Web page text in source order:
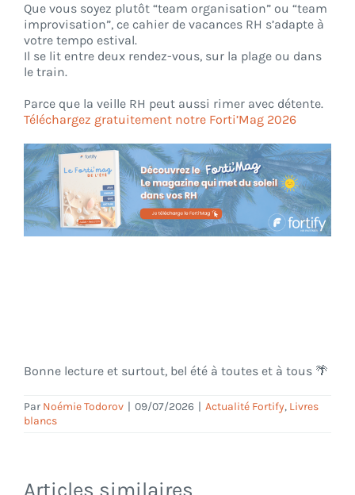
Que vous soyez plutôt “team organisation” ou “team
improvisation”, ce cahier de vacances RH s’adapte à
votre tempo estival.
Il se lit entre deux rendez-vous, sur la plage ou dans
le train.
Parce que la veille RH peut aussi rimer avec détente.
Téléchargez gratuitement notre Forti’Mag 2026
Bonne lecture et surtout, bel été à toutes et à tous 🌴
Par Noémie Todorov | 09/07/2026 | Actualité Fortify, Livres
blancs
Articles similaires